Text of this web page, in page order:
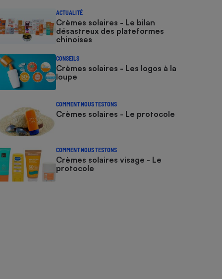
ACTUALITÉ
Crèmes solaires - Le bilan
désastreux des plateformes
chinoises
CONSEILS
Crèmes solaires - Les logos à la
loupe
COMMENT NOUS TESTONS
Crèmes solaires - Le protocole
COMMENT NOUS TESTONS
Crèmes solaires visage - Le
protocole